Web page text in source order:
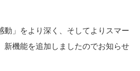
動」をより深く、そしてよりスマー
新機能を追加しましたのでお知らせ